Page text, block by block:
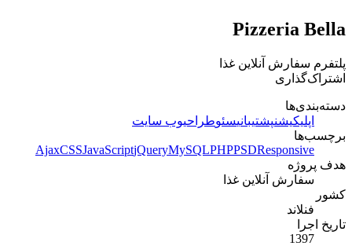
Pizzeria Bella
پلتفرم سفارش آنلاین غذا
اشتراک‌گذاری
دسته‌بندی‌ها
اپلیکیشنپشتیبانیسئوطراحیوب سایت
برچسب‌ها
AjaxCSSJavaScriptjQueryMySQLPHPPSDResponsive
هدف پروژه
سفارش آنلاین غذا
کشور
فنلاند
تاریخ اجرا
1397